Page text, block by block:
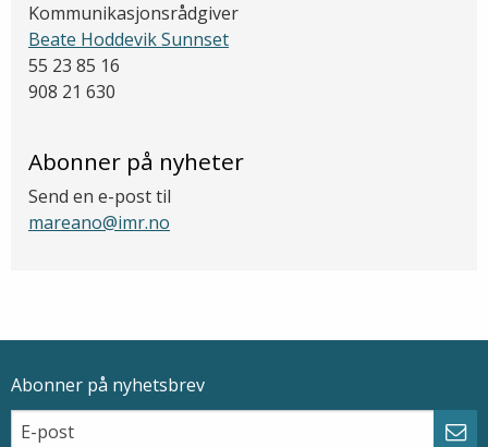
Kommunikasjonsrådgiver
Beate Hoddevik Sunnset
55 23 85 16
908 21 630
Abonner på nyheter
Send en e-post til
mareano@imr.no
Epostadresse
Abonner på nyhetsbrev
Email